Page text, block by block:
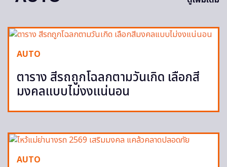
AUTO
ตาราง สีรถถูกโฉลกตามวันเกิด เลือกสี
มงคลแบบไม่งงแน่นอน
AUTO